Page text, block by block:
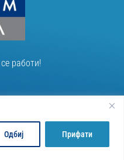
Одбиј Прифати
работи!